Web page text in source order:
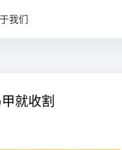
我们
就收割